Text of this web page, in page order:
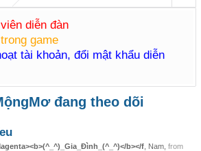
diễn đàn
game
tài khoản, đổi mật khẩu diễn
đang theo dõi
b></f, Nam, from